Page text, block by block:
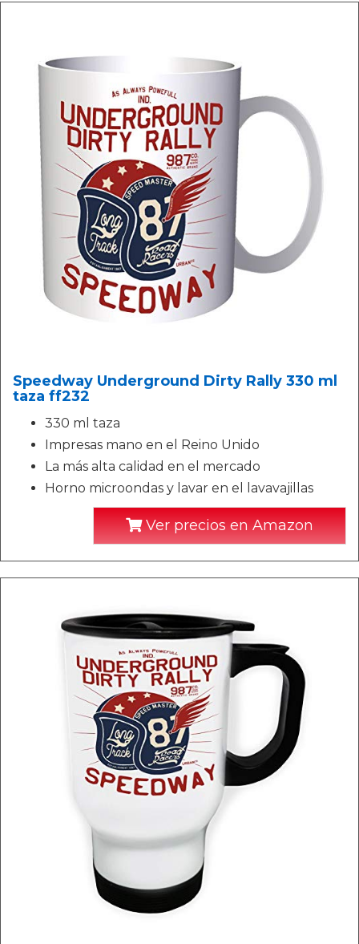
Speedway Underground Dirty Rally 330 ml
taza ff232
330 ml taza
Impresas mano en el Reino Unido
La más alta calidad en el mercado
Horno microondas y lavar en el lavavajillas
Ver precios en Amazon